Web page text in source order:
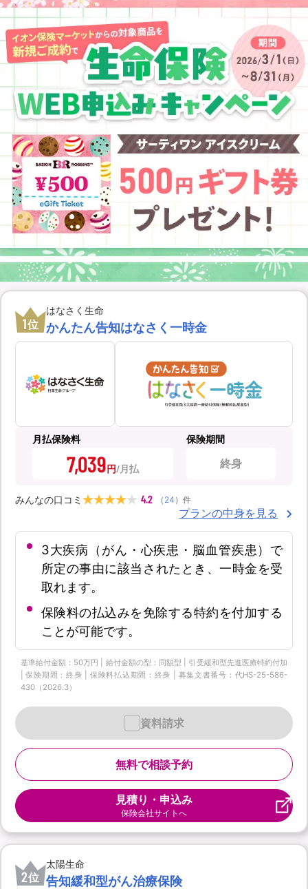
イオンカード会員さま専用保険
1位
はなさく生命
かんたん告知はなさく一時金
月払保険料
7,039円
保険期間
終身
みんなの口コミ 4.2 （ 24 ） 件
プランの中身を見る
3大疾病（がん・心疾患・脳血管疾患）で
所定の事由に該当されたとき、一時金を受
取れます。
保険料の払込みを免除する特約を付加する
ことが可能です。
基準給付金額：50万円 | 給付金額の型：同額型 | 引受緩和型先進医療特約付加
| 保険期間：終身 | 保険料払込期間：終身 | 募集文書番号：代HS-25-586-
430（2026.3）
無料で相談予約
資料請求
見積り・申込み
保険会社サイトへ
2位
太陽生命
告知緩和型がん治療保険